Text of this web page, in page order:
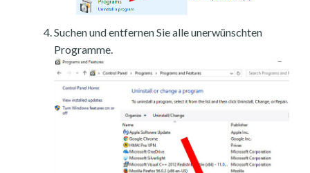
Suchen und entfernen Sie alle unerwünschten
Programme.